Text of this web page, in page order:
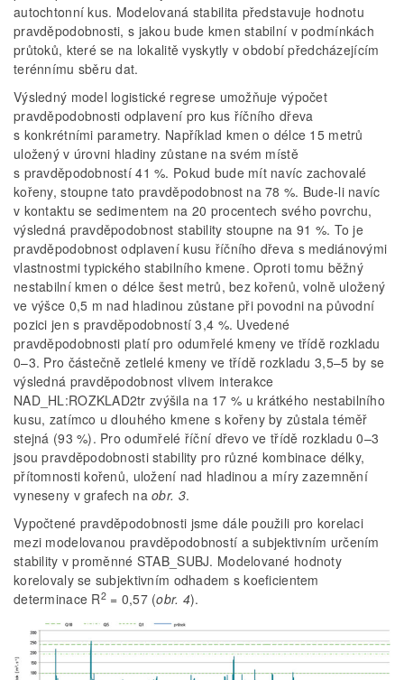
autochtonní kus. Modelovaná stabilita představuje hodnotu
pravděpodobnosti, s jakou bude kmen stabilní v podmínkách
průtoků, které se na lokalitě vyskytly v období předcházejícím
terénnímu sběru dat.
Výsledný model logistické regrese umožňuje výpočet
pravděpodobnosti odplavení pro kus říčního dřeva
s konkrétními parametry. Například kmen o délce 15 metrů
uložený v úrovni hladiny zůstane na svém místě
s pravděpodobností 41 %. Pokud bude mít navíc zachovalé
kořeny, stoupne tato pravděpodobnost na 78 %. Bude­­‑li navíc
v kontaktu se sedimentem na 20 procentech svého povrchu,
výsledná pravděpodobnost stability stoupne na 91 %. To je
pravděpodobnost odplavení kusu říčního dřeva s mediánovými
vlastnostmi typického stabilního kmene. Oproti tomu běžný
nestabilní kmen o délce šest metrů, bez kořenů, volně uložený
ve výšce 0,5 m nad hladinou zůstane při povodni na původní
pozici jen s pravděpodobností 3,4 %. Uvedené
pravděpodobnosti platí pro odumřelé kmeny ve třídě rozkladu
0–3. Pro částečně zetlelé kmeny ve třídě rozkladu 3,5–5 by se
výsledná pravděpodobnost vlivem interakce
NAD_HL:ROZKLAD2tr zvýšila na 17 % u krátkého nestabilního
kusu, zatímco u dlouhého kmene s kořeny by zůstala téměř
stejná (93 %). Pro odumřelé říční dřevo ve třídě rozkladu 0–3
jsou pravděpodobnosti stability pro různé kombinace délky,
přítomnosti kořenů, uložení nad hladinou a míry zazemnění
vyneseny v grafech naobr. 3.
Vypočtené pravděpodobnosti jsme dále použili pro korelaci
mezi modelovanou pravděpodobností a subjektivním určením
stability v proměnné STAB_SUBJ. Modelované hodnoty
korelovaly se subjektivním odhadem s koeficientem
determinace R2= 0,57 (obr. 4).